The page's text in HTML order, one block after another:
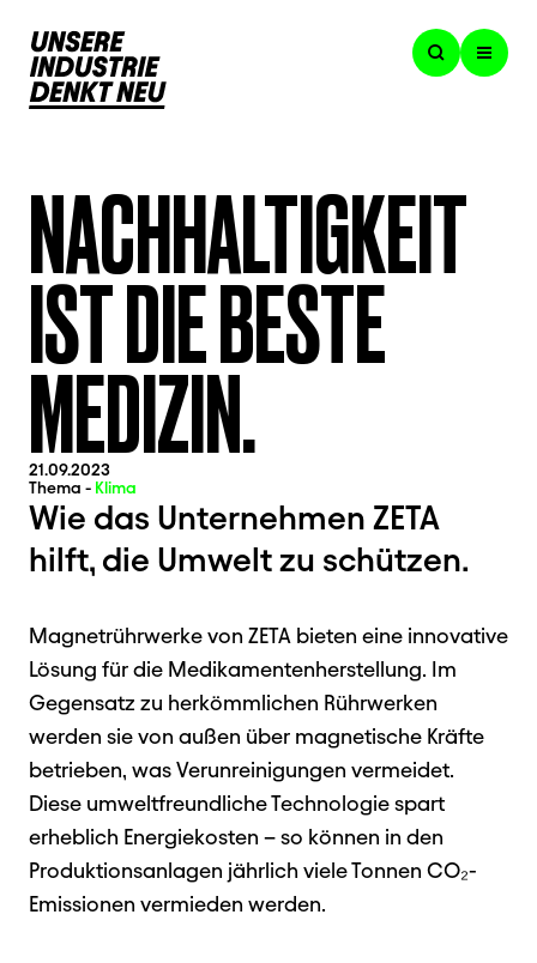
NACHHALTIGKEIT
IST DIE BESTE
MEDIZIN.
21.09.2023
Thema - Klima
Wie das Unternehmen ZETA
hilft, die Umwelt zu schützen.
Magnetrührwerke von ZETA bieten eine innovative
Lösung für die Medikamentenherstellung. Im
Gegensatz zu herkömmlichen Rührwerken
werden sie von außen über magnetische Kräfte
betrieben, was Verunreinigungen vermeidet.
Diese umweltfreundliche Technologie spart
erheblich Energiekosten – so können in den
Produktionsanlagen jährlich viele Tonnen CO₂-
Emissionen vermieden werden.